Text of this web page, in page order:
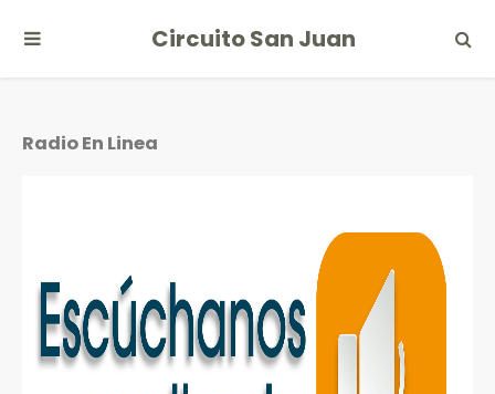
Circuito San Juan
Radio En Linea